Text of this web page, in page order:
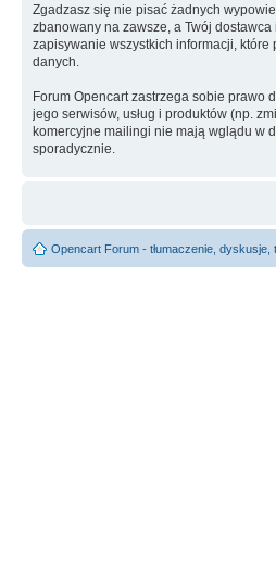
Zgadzasz się nie pisać żadnych
zbanowany na zawsze, a Twój
zapisywanie wszystkich informacji, które
danych.
Forum Opencart zastrzega sobie prawo
jego serwisów, usług i produktów (np.
komercyjne mailingi nie mają wglądu w
sporadycznie.
Opencart Forum - tłumaczenie, dyskusje,